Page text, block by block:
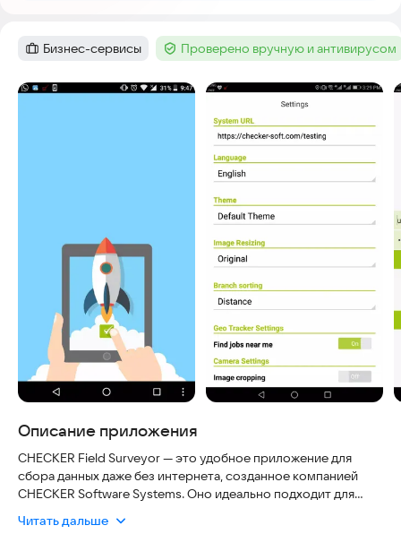
Категория :
Бизнес-сервисы Тег :Проверено вручную и антивирусом
Скриншоты
Описание приложения
CHECKER Field Surveyor — это удобное приложение для
сбора данных даже без интернета, созданное компанией
CHECKER Software Systems. Оно идеально подходит для
момента синхронизации, что исключает риск их потери при
Читать дальше